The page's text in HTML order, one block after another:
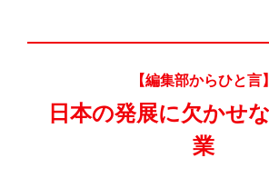
【編集部からひと言】
日本の発展に欠かせ
業